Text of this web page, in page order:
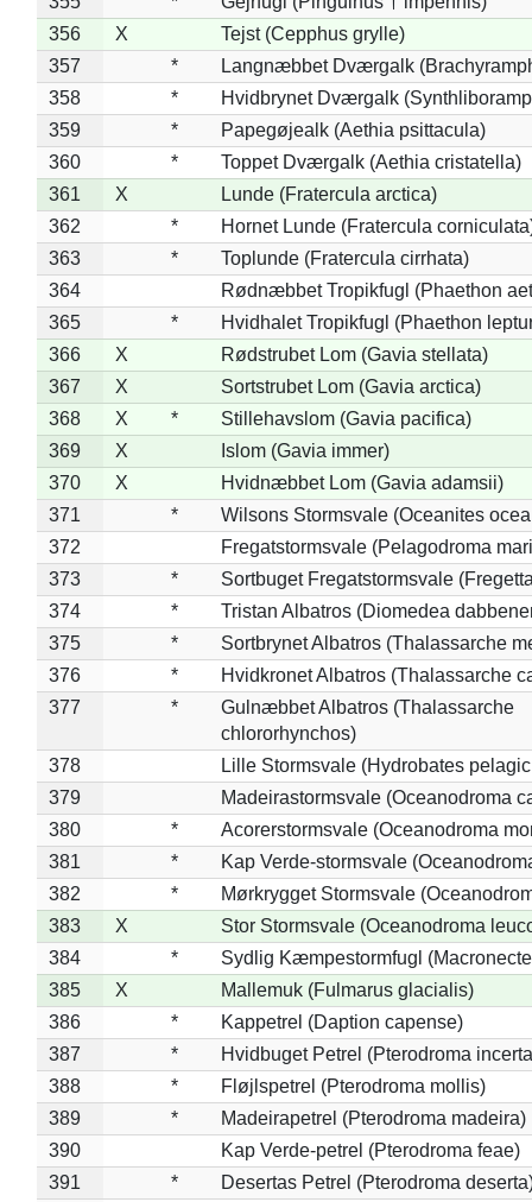
356
X
Tejst (Cepphus grylle)
357
*
Langnæbbet Dværgalk
358
*
Hvidbrynet Dværgalk
359
*
Papegøjealk (Aethia psittacula)
360
*
Toppet Dværgalk (Aethia cristatella)
361
X
Lunde (Fratercula arctica)
362
*
Hornet Lunde (Fratercula
363
*
Toplunde (Fratercula cirrhata)
364
Rødnæbbet Tropikfugl (Phaethon
365
*
Hvidhalet Tropikfugl (Phaethon
366
X
Rødstrubet Lom (Gavia stellata)
367
X
Sortstrubet Lom (Gavia arctica)
368
X *
Stillehavslom (Gavia pacifica)
369
X
Islom (Gavia immer)
370
X
Hvidnæbbet Lom (Gavia adamsii)
371
*
Wilsons Stormsvale (Oceanites
372
Fregatstormsvale (Pelagodroma
373
*
Sortbuget Fregatstormsvale
374
*
Tristan Albatros (Diomedea
375
*
Sortbrynet Albatros (Thalassarche
376
*
Hvidkronet Albatros (Thalassarche
377
*
Gulnæbbet Albatros (Thalassarche
chlororhynchos)
378
Lille Stormsvale (Hydrobates
379
Madeirastormsvale (Oceanodroma
380
*
Acorerstormsvale (Oceanodroma
381
*
Kap Verde-stormsvale
382
*
Mørkrygget Stormsvale
383
X
Stor Stormsvale (Oceanodroma
384
*
Sydlig Kæmpestormfugl
385
X
Mallemuk (Fulmarus glacialis)
386
*
Kappetrel (Daption capense)
387
*
Hvidbuget Petrel (Pterodroma
388
*
Fløjlspetrel (Pterodroma mollis)
389
*
Madeirapetrel (Pterodroma madeira)
390
Kap Verde-petrel (Pterodroma feae)
391
*
Desertas Petrel (Pterodroma